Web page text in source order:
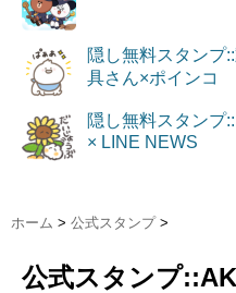
隠し無料スタンプ
具さん×ポインコ
隠し無料スタンプ
× LINE NEWS
ホーム > 公式スタンプ >
公式スタンプ